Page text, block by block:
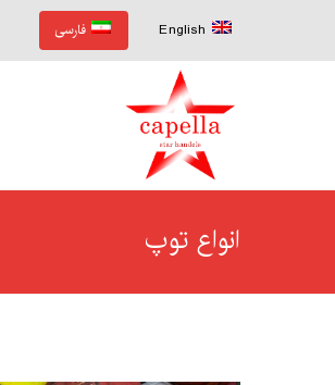
English فارسی
انواع توپ